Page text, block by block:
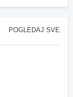
POGLEDAJ SVE